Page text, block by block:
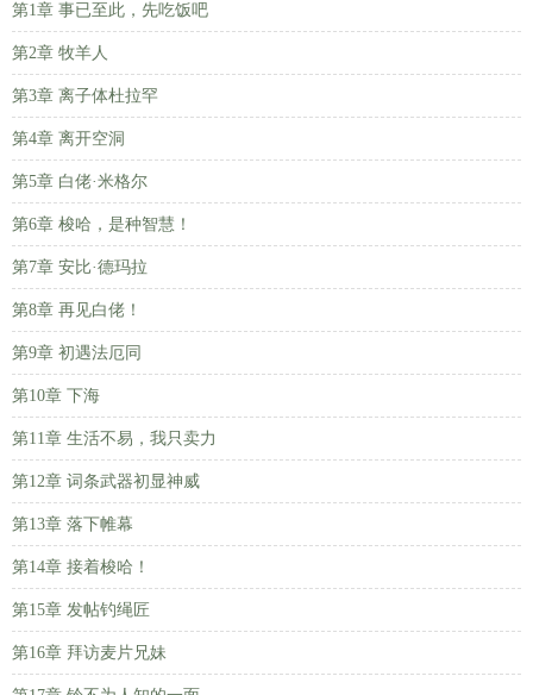
第1章 事已至此，先吃饭吧
第2章 牧羊人
第3章 离子体杜拉罕
第4章 离开空洞
第5章 白佬·米格尔
第6章 梭哈，是种智慧！
第7章 安比·德玛拉
第8章 再见白佬！
第9章 初遇法厄同
第10章 下海
第11章 生活不易，我只卖力
第12章 词条武器初显神威
第13章 落下帷幕
第14章 接着梭哈！
第15章 发帖钓绳匠
第16章 拜访麦片兄妹